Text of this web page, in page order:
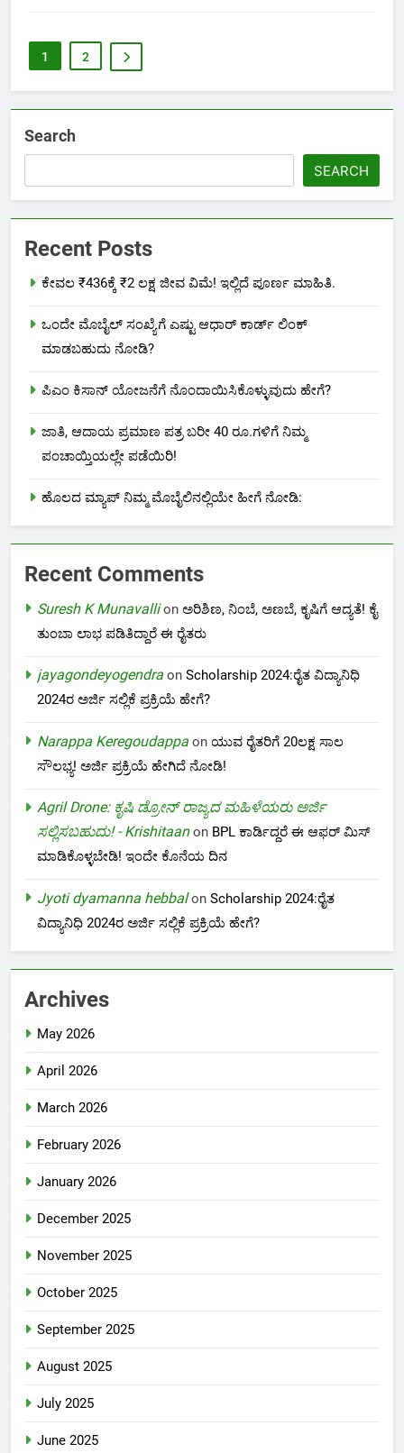
1 2
Search
SEARCH
Recent Posts
ಕೇವಲ ₹436ಕ್ಕೆ ₹2 ಲಕ್ಷ ಜೀವ ವಿಮೆ! ಇಲ್ಲಿದೆ ಪೂರ್ಣ ಮಾಹಿತಿ.
ಒಂದೇ ಮೊಬೈಲ್ ಸಂಖ್ಯೆಗೆ ಎಷ್ಟು ಆಧಾರ್ ಕಾರ್ಡ್ ಲಿಂಕ್
ಮಾಡಬಹುದು ನೋಡಿ?
ಪಿಎಂ ಕಿಸಾನ್ ಯೋಜನೆಗೆ ನೊಂದಾಯಿಸಿಕೊಳ್ಳುವುದು ಹೇಗೆ?
ಜಾತಿ, ಆದಾಯ ಪ್ರಮಾಣ ಪತ್ರ ಬರೀ 40 ರೂ.ಗಳಿಗೆ ನಿಮ್ಮ
ಪಂಚಾಯ್ತಿಯಲ್ಲೇ ಪಡೆಯಿರಿ!
ಹೊಲದ ಮ್ಯಾಪ್ ನಿಮ್ಮ ಮೊಬೈಲಿನಲ್ಲಿಯೇ ಹೀಗೆ ನೋಡಿ:
Recent Comments
Suresh K Munavallion ಅರಿಶಿಣ, ನಿಂಬೆ, ಅಣಬೆ, ಕೃಷಿಗೆ ಆದ್ಯತೆ! ಕೈ
ತುಂಬಾ ಲಾಭ ಪಡಿತಿದ್ದಾರೆ ಈ ರೈತರು
jayagondeyogendra on Scholarship 2024:ರೈತ ವಿದ್ಯಾನಿಧಿ
2024ರ ಅರ್ಜಿ ಸಲ್ಲಿಕೆ ಪ್ರಕ್ರಿಯೆ ಹೇಗೆ?
Narappa Keregoudappa on ಯುವ ರೈತರಿಗೆ 20ಲಕ್ಷ ಸಾಲ
ಸೌಲಭ್ಯ! ಅರ್ಜಿ ಪ್ರಕ್ರಿಯೆ ಹೇಗಿದೆ ನೋಡಿ!
Agril Drone: ಕೃಷಿ ಡ್ರೋನ್ ರಾಜ್ಯದ ಮಹಿಳೆಯರು ಅರ್ಜಿ
ಸಲ್ಲಿಸಬಹುದು! - Krishitaanon BPL ಕಾರ್ಡಿದ್ದರೆ ಈ ಆಫರ್ ಮಿಸ್
ಮಾಡಿಕೊಳ್ಳಬೇಡಿ! ಇಂದೇ ಕೊನೆಯ ದಿನ
Jyoti dyamanna hebbalon Scholarship 2024:ರೈತ
ವಿದ್ಯಾನಿಧಿ 2024ರ ಅರ್ಜಿ ಸಲ್ಲಿಕೆ ಪ್ರಕ್ರಿಯೆ ಹೇಗೆ?
Archives
May 2026
April 2026
March 2026
February 2026
January 2026
December 2025
November 2025
October 2025
September 2025
August 2025
July 2025
June 2025